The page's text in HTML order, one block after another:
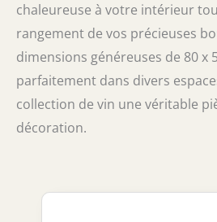
chaleureuse à votre intérieur
rangement de vos précieuses
dimensions généreuses de 80 x
parfaitement dans divers
collection de vin une véritable
décoration.